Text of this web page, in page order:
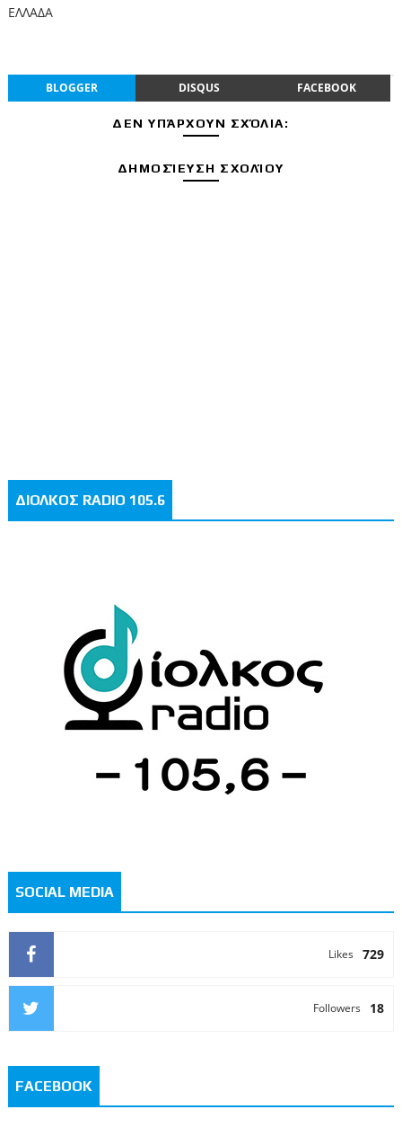
ΕΛΛΑΔΑ
BLOGGER DISQUS FACEBOOK
ΔΕΝ ΥΠΆΡΧΟΥΝ ΣΧΌΛΙΑ:
ΔΗΜΟΣΊΕΥΣΗ ΣΧΟΛΊΟΥ
ΔΙΟΛΚΟΣ RADIO 105.6
SOCIAL MEDIA
729
Likes
18
Followers
FACEBOOK